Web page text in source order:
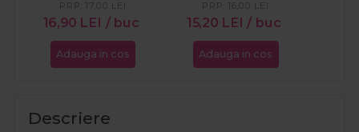
16,90 LEI / buc
PRP: 17,00 LEI
Adauga in cos
15,20 LEI / buc
PRP: 16,00 LEI
Adauga in cos
Descriere